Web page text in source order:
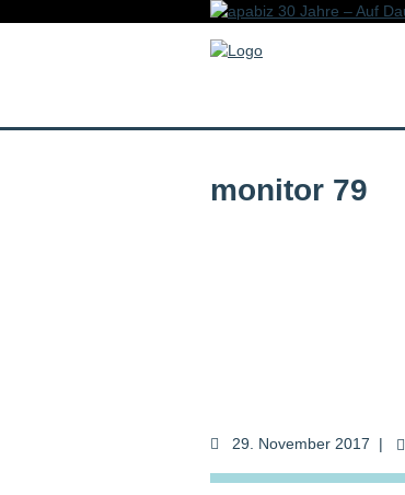
monitor 79
29. November 2017 |